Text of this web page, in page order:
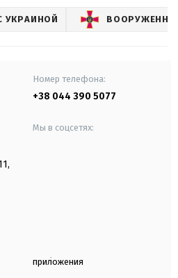
УКРАИНОЙ
Номер телефона:
+38 044 390 5077
Мы в соцсетях:
приложения